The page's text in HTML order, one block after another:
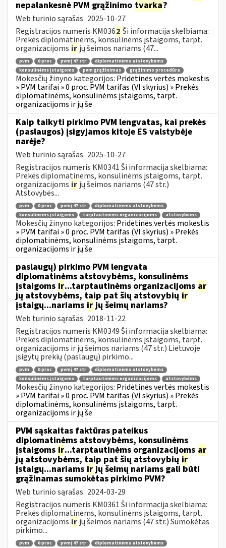
nepalankesnė PVM grąžinimo tvarka?
Web turinio sąrašas 2025-10-27
Registracijos numeris KM0362 Ši informacija skelbiama:
Prekės diplomatinėms, konsulinėms įstaigoms, tarpt.
organizacijoms ir jų šeimos nariams (47...
pvm 0 proc pvmį 47 str
diplomatinėms atstovybėms
konsulinėms įstaigoms
pvm grąžinimas grąžinimo procedūra
Mokesčių žinyno kategorijos: Pridėtinės vertės mokestis
» PVM tarifai » 0 proc. PVM tarifas (VI skyrius) » Prekės
diplomatinėms, konsulinėms įstaigoms, tarpt.
organizacijoms ir jų še
Kaip taikyti pirkimo PVM lengvatas, kai prekės
(paslaugos) įsigyjamos kitoje ES valstybėje
narėje?
Web turinio sąrašas 2025-10-27
Registracijos numeris KM0341 Ši informacija skelbiama:
Prekės diplomatinėms, konsulinėms įstaigoms, tarpt.
organizacijoms ir jų šeimos nariams (47 str.)
Atstovybės...
pvm 0 proc pvmį 47 str
diplomatinėms atstovybėms
konsulinėms įstaigoms
tarptautinėms organizacijoms atstovybėms
Mokesčių žinyno kategorijos: Pridėtinės vertės mokestis
» PVM tarifai » 0 proc. PVM tarifas (VI skyrius) » Prekės
diplomatinėms, konsulinėms įstaigoms, tarpt.
organizacijoms ir jų še
paslaugų) pirkimo PVM lengvata
diplomatinėms atstovybėms, konsulinėms
įstaigoms ir...tarptautinėms organizacijoms ar
jų atstovybėms, taip pat šių atstovybių ir
įstaigų...nariams irjų šeimų nariams?
Web turinio sąrašas 2018-11-22
Registracijos numeris KM0349 Ši informacija skelbiama:
Prekės diplomatinėms, konsulinėms įstaigoms, tarpt.
organizacijoms ir jų šeimos nariams (47 str.) Lietuvoje
įsigytų prekių (paslaugų) pirkimo...
pvm 0 proc pvmį 47 str
diplomatinėms atstovybėms
konsulinėms įstaigoms
tarptautinėms organizacijoms atstovybėms
Mokesčių žinyno kategorijos: Pridėtinės vertės mokestis
» PVM tarifai » 0 proc. PVM tarifas (VI skyrius) » Prekės
diplomatinėms, konsulinėms įstaigoms, tarpt.
organizacijoms ir jų še
PVM sąskaitas faktūras pateikus
diplomatinėms atstovybėms, konsulinėms
įstaigoms ir...tarptautinėms organizacijoms ar
jų atstovybėms, taip pat šių atstovybių ir
įstaigų...nariams irjų šeimų nariams gali būti
grąžinamas sumokėtas pirkimo PVM?
Web turinio sąrašas 2024-03-29
Registracijos numeris KM0361 Ši informacija skelbiama:
Prekės diplomatinėms, konsulinėms įstaigoms, tarpt.
organizacijoms ir jų šeimos nariams (47 str.) Sumokėtas
pirkimo...
pvm 0 proc pvmį 47 str
diplomatinėms atstovybėms